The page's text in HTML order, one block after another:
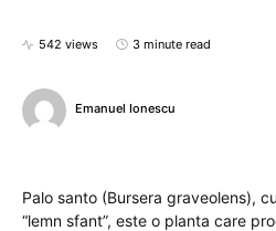
542 views 3 minute read
Emanuel Ionescu
Palo santo (Bursera graveolens),
“lemn sfant”, este o planta care